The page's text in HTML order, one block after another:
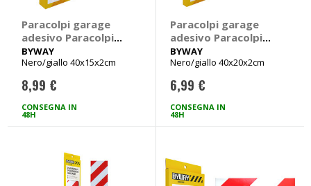
Paracolpi garage
adesivo Paracolpi
per pareti garage -
BYWAY
BYWAY
Nero/giallo 40x15x2cm
8,99 €
CONSEGNA IN
48H
Paracolpi garage
adesivo Paracolpi
per pareti garage -
BYWAY
BYWAY
Nero/giallo 40x20x2cm
6,99 €
CONSEGNA IN
48H